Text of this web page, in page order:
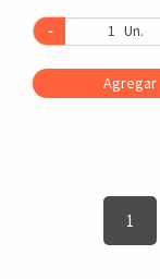
- Un.
Agregar
1